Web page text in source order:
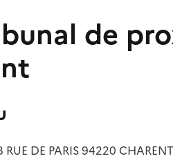
de
RUE DE PARIS94220